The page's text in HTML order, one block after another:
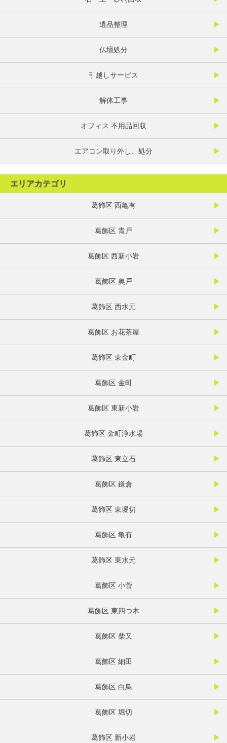
遺品整理
仏壇処分
引越しサービス
解体工事
オフィス 不用品回収
エアコン取り外し、処分
エリアカテゴリ
葛飾区 西亀有
葛飾区 青戸
葛飾区 西新小岩
葛飾区 奥戸
葛飾区 西水元
葛飾区 お花茶屋
葛飾区 東金町
葛飾区 金町
葛飾区 東新小岩
葛飾区 金町浄水場
葛飾区 東立石
葛飾区 鎌倉
葛飾区 東堀切
葛飾区 亀有
葛飾区 東水元
葛飾区 小菅
葛飾区 東四つ木
葛飾区 柴又
葛飾区 細田
葛飾区 白鳥
葛飾区 堀切
葛飾区 新小岩